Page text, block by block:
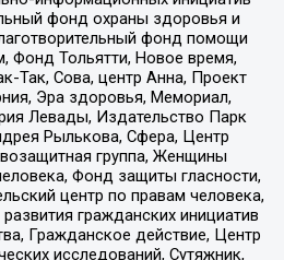
фонд охраны здоровья и
фонд помощи
Фонд Тольятти, Новое время,
Так, Сова, центр Анна, Проект
Эра здоровья, Мемориал,
Левады, Издательство Парк
Рылькова, Сфера, Центр
группа, Женщины
Фонд защиты гласности,
центр по правам человека,
гражданских инициатив
Гражданское действие, Центр
исследований, Сутяжник,